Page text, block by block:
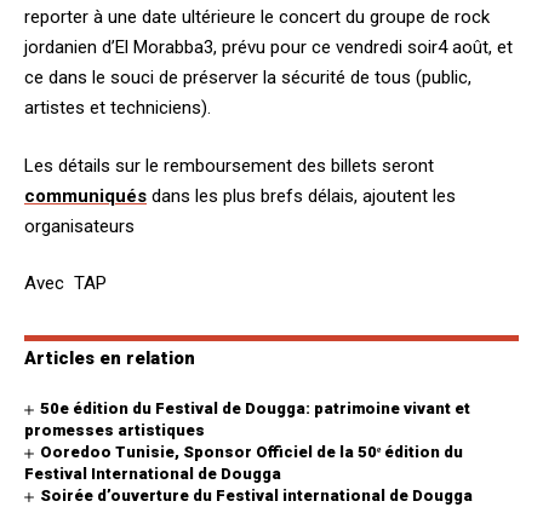
reporter à une date ultérieure le concert du groupe de rock
jordanien d’El Morabba3, prévu pour ce vendredi soir4 août, et
ce dans le souci de préserver la sécurité de tous (public,
artistes et techniciens).
Les détails sur le remboursement des billets seront
communiqués dans les plus brefs délais, ajoutent les
organisateurs
Avec TAP
Articles en relation
50e édition du Festival de Dougga: patrimoine vivant et
promesses artistiques
Ooredoo Tunisie, Sponsor Officiel de la 50ᵉ édition du
Festival International de Dougga
Soirée d’ouverture du Festival international de Dougga